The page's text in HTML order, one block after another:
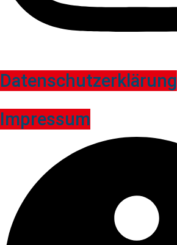
Datenschutzerklärung
Impressum